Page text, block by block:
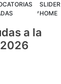
,SLIDER
HOME
a la